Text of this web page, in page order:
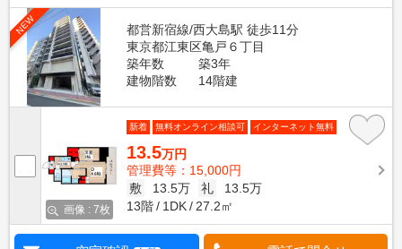
NEW
都営新宿線/西大島駅 徒歩11分
東京都江東区亀戸６丁目
築年数
築3年
建物階数
14階建
画像 : 7枚
新着 無料オンライン相談可 インターネット無料
13.5万円
管理費等：15,000円
敷
13.5万 礼
13.5万
13階
1DK 27.2㎡